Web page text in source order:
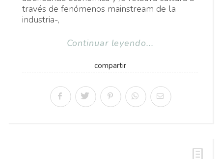
través de fenómenos mainstream de la
industria-,
Continuar leyendo...
compartir